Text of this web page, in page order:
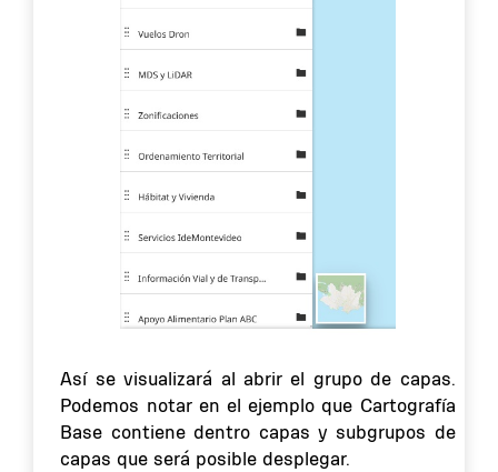
Así se visualizará al abrir el grupo de capas.
Podemos notar en el ejemplo que Cartografía
Base contiene dentro capas y subgrupos de
capas que será posible desplegar.